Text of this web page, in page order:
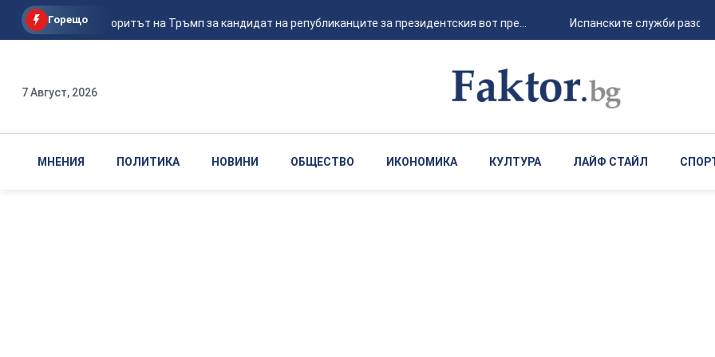
Горещо
Ванс е фаворитът на Тръмп за кандидат на републиканците за президентския вот пре... Испанските служби
7 Август, 2026
МНЕНИЯ ПОЛИТИКА НОВИНИ ОБЩЕСТВО ИКОНОМИКА КУЛТУРА ЛАЙФ СТАЙЛ